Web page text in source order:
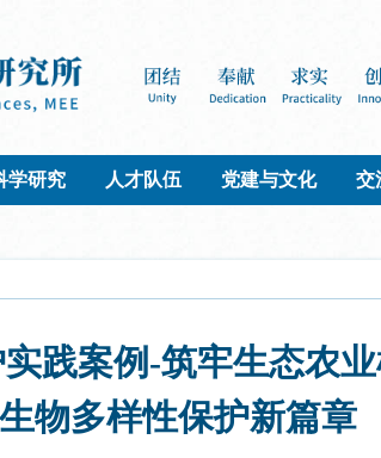
学研究 人才队伍 党建与文化 交
践案例-筑牢生态农
物多样性保护新篇章